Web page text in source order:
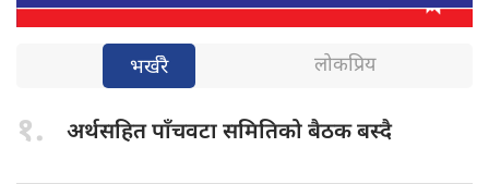
भर्खरै लोकप्रिय
१. अर्थसहित पाँचवटासमितिको बैठक बस्दै